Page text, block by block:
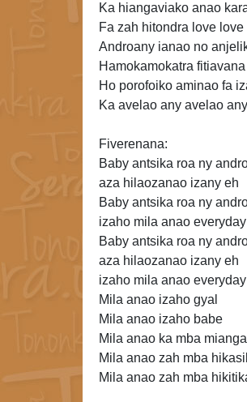
Ka hiangaviako anao
Fa zah hitondra love love
Androany ianao no
Hamokamokatra
Ho porofoiko aminao fa
Ka avelao any avelao
Fiverenana:
Baby antsika roa ny
aza hilaozanao izany eh
Baby antsika roa ny
izaho mila anao everyday
Baby antsika roa ny
aza hilaozanao izany eh
izaho mila anao everyday
Mila anao izaho gyal
Mila anao izaho babe
Mila anao ka mba
Mila anao zah mba
Mila anao zah mba